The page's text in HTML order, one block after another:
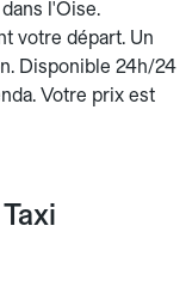
l'Oise.
votre départ. Un
Disponible 24h/24
Votre prix est